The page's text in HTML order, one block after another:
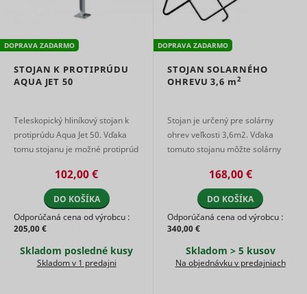
DOPRAVA ZADARMO
STOJAN K PROTIPRÚDU
AQUA JET 50
Teleskopický hliníkový stojan k
protiprúdu Aqua Jet 50. Vďaka
tomu stojanu je možné protiprúd
rôznom stupni zapustenia bazé
102,00 €
DO KOŠÍKA
Odporúčaná cena od výrobcu :
205,00 €
Skladom posledné kusy
Skladom v 1 predajni
DOPRAVA ZADARMO
STOJAN SOLARNÉHO
OHREVU3,6 m2
Stojan je určený pre solárny
ohrev veľkosti 3,6m2. Vďaka
tomuto stojanu môžte solárny
umiestniť prakticky kamkoľvek na
168,00 €
DO KOŠÍKA
Odporúčaná cena od výrobcu :
340,00 €
Skladom > 5 kusov
Na objednávku v predajniach